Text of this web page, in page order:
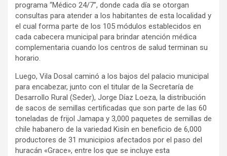
programa “Médico 24/7”, donde cada día se otorgan
consultas para atender a los habitantes de esta localidad y
el cual forma parte de los 105 módulos establecidos en
cada cabecera municipal para brindar atención médica
complementaria cuando los centros de salud terminan su
horario.
Luego, Vila Dosal caminó a los bajos del palacio municipal
para encabezar, junto con el titular de la Secretaría de
Desarrollo Rural (Seder), Jorge Díaz Loeza, la distribución
de sacos de semillas certificadas que son parte de las 60
toneladas de frijol Jamapa y 3,000 paquetes de semillas de
chile habanero de la variedad Kisín en beneficio de 6,000
productores de 31 municipios afectados por el paso del
huracán «Grace», entre los que se incluye esta